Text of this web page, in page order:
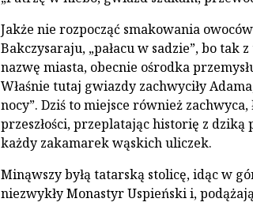
Jakże nie rozpocząć smakowania
Bakczysaraju, „pałacu w sadzie”, bo tak
nazwę miasta, obecnie ośrodka
Właśnie tutaj gwiazdy zachwyciły
nocy”. Dziś to miejsce również zachwyca,
przeszłości, przeplatając historię z
każdy zakamarek wąskich uliczek.
Minąwszy byłą tatarską stolicę, idąc w
niezwykły Monastyr Uspieński i,